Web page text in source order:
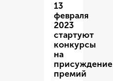
13
февраля
2023
стартуют
конкурсы
на
присуждение
премий